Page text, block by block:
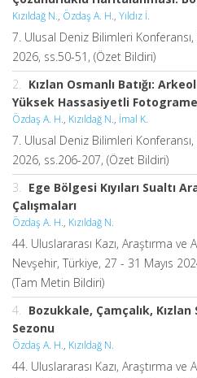
Kızıldağ N., Özdaş A. H., Yıldız İ.
7. Ulusal Deniz Bilimleri
2026, ss.50-51, (Özet Bildiri)
2.
Kızlan Osmanlı Batığı:
Yüksek Hassasiyetli
Özdaş A. H., Kızıldağ N., İmal K.
7. Ulusal Deniz Bilimleri
2026, ss.206-207, (Özet Bildiri)
3.
Ege Bölgesi Kıyıları Sualtı
Çalışmaları
Özdaş A. H., Kızıldağ N.
44. Uluslararası Kazı, Araştırma
Nevşehir, Türkiye, 27 - 31 Mayıs
(Tam Metin Bildiri)
4.
Bozukkale, Çamçalık, Kızlan
Sezonu
Özdaş A. H., Kızıldağ N.
44. Uluslararası Kazı, Araştırma